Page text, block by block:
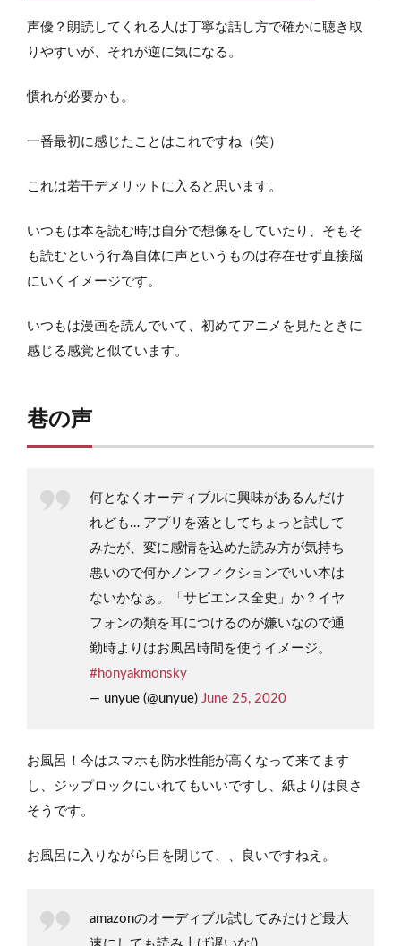
声優？朗読してくれる人は丁寧な話し方で確かに聴き取
りやすいが、それが逆に気になる。
慣れが必要かも。
一番最初に感じたことはこれですね（笑）
これは若干デメリットに入ると思います。
いつもは本を読む時は自分で想像をしていたり、そもそ
も読むという行為自体に声というものは存在せず直接脳
にいくイメージです。
いつもは漫画を読んでいて、初めてアニメを見たときに
感じる感覚と似ています。
巷の声
何となくオーディブルに興味があるんだけ
れども… アプリを落としてちょっと試して
みたが、変に感情を込めた読み方が気持ち
悪いので何かノンフィクションでいい本は
ないかなぁ。「サピエンス全史」か？イヤ
フォンの類を耳につけるのが嫌いなので通
勤時よりはお風呂時間を使うイメージ。
#honyakmonsky
— unyue (@unyue) June 25, 2020
お風呂！今はスマホも防水性能が高くなって来てます
し、ジップロックにいれてもいいですし、紙よりは良さ
そうです。
お風呂に入りながら目を閉じて、、良いですねえ。
amazonのオーディブル試してみたけど最大